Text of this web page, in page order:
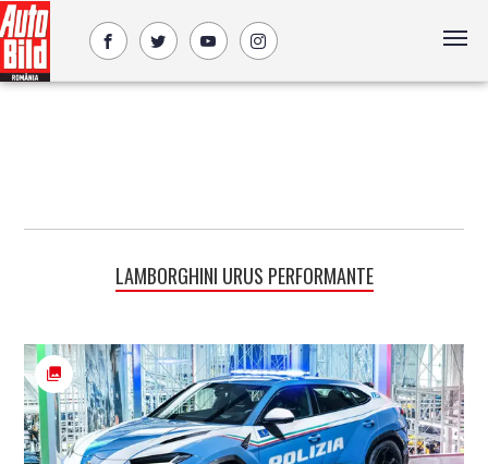
LAMBORGHINI URUS PERFORMANTE